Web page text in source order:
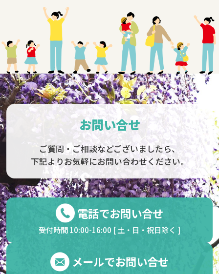
お問い合せ
ご質問・ご相談などございましたら、
下記よりお気軽にお問い合わせください。
電話でお問い合せ
受付時間 10:00-16:00 [ 土・日・祝日除く ]
メールでお問い合せ